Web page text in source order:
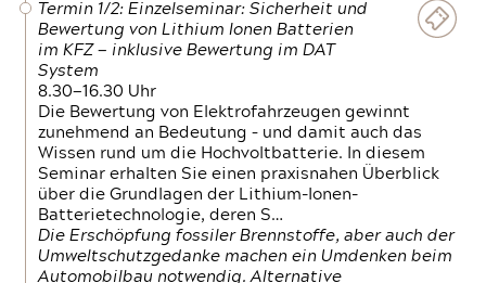
Termin 1/2: Einzelseminar: Sicherheit und
Bewertung von Lithium Ionen Batterien
im KFZ — inklusive Bewertung im DAT
System
8.30—16.30 Uhr
Die Bewertung von Elektrofahrzeugen gewinnt
zunehmend an Bedeutung – und damit auch das
Wissen rund um die Hochvoltbatterie. In diesem
Seminar erhalten Sie einen praxisnahen Überblick
über die Grundlagen der Lithium-Ionen-
Batterietechnologie, deren S…
Die Erschöpfung fossiler Brennstoffe, aber auch der
Umweltschutzgedanke machen ein Umdenken beim
Automobilbau notwendig. Alternative